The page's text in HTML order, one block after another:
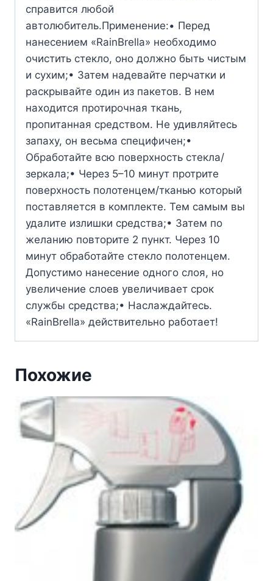
справится любой
автолюбитель.Применение:• Перед
нанесением «RainBrella» необходимо
очистить стекло, оно должно быть чистым
и сухим;• Затем надевайте перчатки и
раскрывайте один из пакетов. В нем
находится протирочная ткань,
пропитанная средством. Не удивляйтесь
запаху, он весьма специфичен;•
Обработайте всю поверхность стекла/
зеркала;• Через 5–10 минут протрите
поверхность полотенцем/тканью который
поставляется в комплекте. Тем самым вы
удалите излишки средства;• Затем по
желанию повторите 2 пункт. Через 10
минут обработайте стекло полотенцем.
Допустимо нанесение одного слоя, но
увеличение слоев увеличивает срок
службы средства;• Наслаждайтесь.
«RainBrella» действительно работает!
Похожие